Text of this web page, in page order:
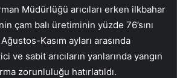
Müdürlüğü arıcıları erken ilkbahar
çam balı üretiminin yüzde 76’sını
Kasım ayları arasında
ve sabit arıcıların yanlarında yangın
zorunluluğu hatırlatıldı.